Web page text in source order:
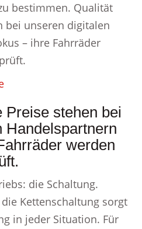
bestimmen. Qualität
bei unseren digitalen
– ihre Fahrräder
Preise stehen bei
Handelspartnern
werden
die Schaltung.
Kettenschaltung sorgt
in jeder Situation. Für